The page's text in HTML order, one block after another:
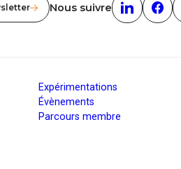
Nous suivre Linkedin
Expérimentations
Évènements
Parcours membre